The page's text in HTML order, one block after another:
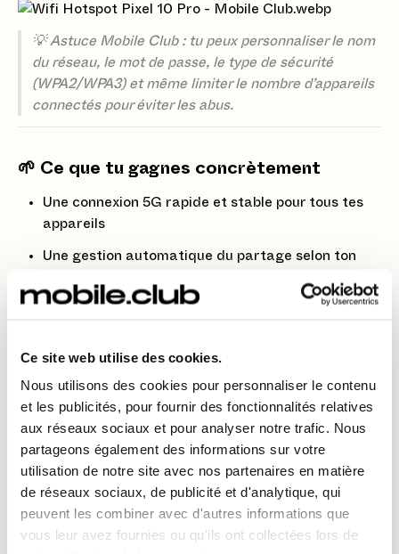
Ce site web utilise des cookies.
Nous utilisons des cookies pour personnaliser le contenu
et les publicités, pour fournir des fonctionnalités relatives
aux réseaux sociaux et pour analyser notre trafic. Nous
partageons également des informations sur votre
utilisation de notre site avec nos partenaires en matière
de réseaux sociaux, de publicité et d'analytique, qui
peuvent les combiner avec d'autres informations que
vous leur avez fournies ou qu'ils ont collectées lors de
💡 Astuce Mobile Club : tu peux personnaliser le nom
du réseau, le mot de passe, le type de sécurité
(WPA2/WPA3) et même limiter le nombre d’appareils
connectés pour éviter les abus.
🌱 Ce que tu gagnes concrètement
Une connexion 5G rapide et stable pour tous tes
appareils
Une gestion automatique du partage selon ton
Une meilleure sécurité que les réseaux publics
désactivation automatique
Le mode “Hotspot intelligent” peut désactiver le
partage quand aucun appareil n’est connecté, ou
quand la batterie est faible. Il peut aussi se réactiver
automatiquement selon tes habitudes. C’est une
solution idéale pour les pros, les étudiants ou les
voyageurs.
💛 Profite de ses fonctionnalités en louant leGoogle